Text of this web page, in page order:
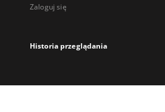
Zaloguj się
Historia przeglądania